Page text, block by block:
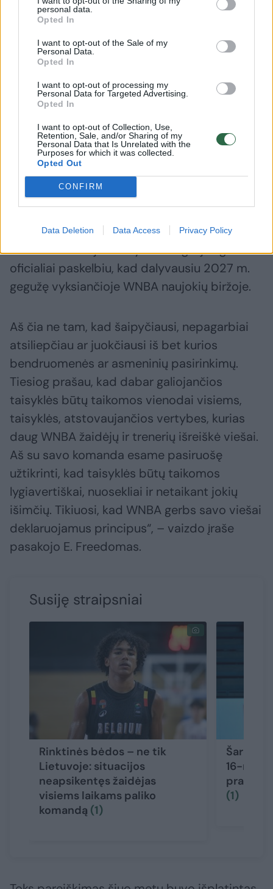
personal data.
Opted In
I want to opt-out of the Sale of my
Personal Data.
Opted In
I want to opt-out of processing my
Personal Data for Targeted Advertising.
Opted In
I want to opt-out of Collection, Use,
Retention, Sale, and/or Sharing of my
Personal Data that Is Unrelated with the
Purposes for which it was collected.
Opted Out
CONFIRM
Data Deletion Data Access Privacy Policy
34-erių JAV pilietybę turintis turkas
socialiniame tinkle X išplatino pranešimą,
kuriame teigia, kad kitąmet dalyvaus Moterų
NBA (WNBA) lygos naujokių biržoje.
„Gerai viską apgalvojęs ir nuodugniai
peržvelgęs nuostatus oficialiai skelbiu save
kaip WNBA talentą. Jeigu užtenka tik
paskelbti, kas esi, tuomet atitinku visus
būtinus reikalavimus, kad galėčiau varžytis
peržiūrėjome lygos nuostatus ir valstybines
saviidentifikacijos taisykles. Pagal jas galiu ir
oficialiai paskelbiu, kad dalyvausiu 2027 m.
gegužę vyksiančioje WNBA naujokių biržoje.
Aš čia ne tam, kad šaipyčiausi, nepagarbiai
atsiliepčiau ar juokčiausi iš bet kurios
bendruomenės ar asmeninių pasirinkimų.
Tiesiog prašau, kad dabar galiojančios
taisyklės būtų taikomos vienodai visiems,
taisyklės, atstovaujančios vertybes, kurias
daug WNBA žaidėjų ir trenerių išreiškė viešai.
Aš su savo komanda esame pasiruošę
užtikrinti, kad taisyklės būtų taikomos
lygiavertiškai, nuosekliai ir netaikant jokių
išimčių. Tikiuosi, kad WNBA gerbs savo viešai
deklaruojamus principus“, – vaizdo įraše
pasakojo E. Freedomas.
Susiję straipsniai
Rinktinės bėdos – ne tik
Lietuvoje: situacijos
neapsikentęs žaidėjas
visiems laikams paliko
komandą (1)
Šaro
16-
pradėjo
(1)